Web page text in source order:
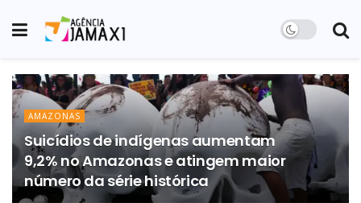
AMAZONAS
Suicídios de indígenas aumentam
9,2% no Amazonas e atingem maior
número da série histórica
AMAZONAS